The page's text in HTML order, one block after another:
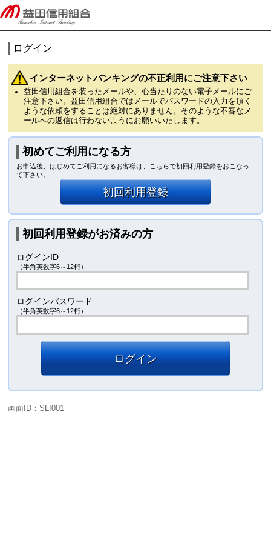
ログイン
インターネットバンキングの不正利用にご注意下さい
益田信用組合を装ったメールや、心当たりのない電子メールにご
注意下さい。益田信用組合ではメールでパスワードの入力を頂く
ような依頼をすることは絶対にありません。そのような不審なメ
ールへの返信は行わないようにお願いいたします。
初めてご利用になる方
お申込後、はじめてご利用になるお客様は、こちらで初回利用登録をおこなっ
て下さい。
初回利用登録
初回利用登録がお済みの方
ログインID
（半角英数字6～12桁）
ログインパスワード
（半角英数字6～12桁）
ログイン
画面ID：SLI001